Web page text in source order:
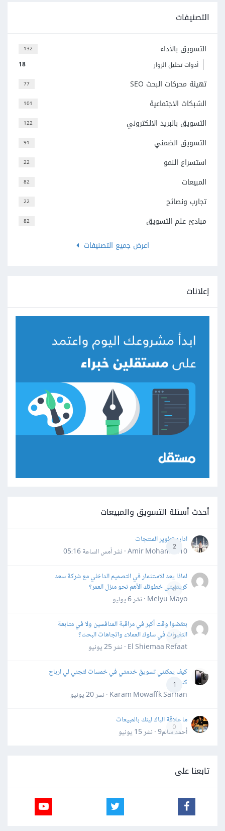
التصنيفات
132 التسويق بالأداء
18 أدوات تحليل الزوار
77 تهيئة محركات البحث SEO
101 الشبكات الاجتماعية
122 التسويق بالبريد الالكتروني
91 التسويق الضمني
22 استسراع النمو
82 المبيعات
22 تجارب ونصائح
82
مبادئ علم التسويق
اعرض جميع التصنيفات
إعلانات
أحدث أسئلة التسويق والمبيعات
2
اداره تطوير المنتجات
Amir Mohamed10 · نشر
أمس الساعة 05:16
0
لماذا يعد الاستثمار في التصميم الداخلي مع شركة سعد
كريتفيتى خطوتك الأهم نحو منزل العمر؟
Melyu Mayo · نشر
6 يوليو
0
بتقضوا وقت أكبر في مراقبة المنافسين ولا في متابعة
التغيرات في سلوك العملاء واتجاهات البحث؟
El Shiemaa Refaat · نشر
25 يونيو
1
كيف يمكنني تسويق خدمتي في خمسات لتجني لي ارباح
كثيرة
Karam Mowaffk Sarhan · نشر
20 يونيو
0
ما علاقة الباك لينك بالمبيعات
أحمد سالم9 · نشر
15 يونيو
تابعنا على